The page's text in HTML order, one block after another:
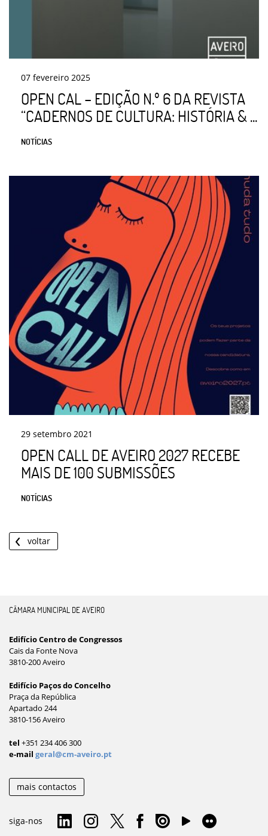
07 fevereiro 2025
OPEN CAL – EDIÇÃO N.º 6 DA REVISTA
“CADERNOS DE CULTURA: HISTÓRIA & ...
NOTÍCIAS
29 setembro 2021
OPEN CALL DE AVEIRO 2027 RECEBE
MAIS DE 100 SUBMISSÕES
NOTÍCIAS
voltar
CÂMARA MUNICIPAL DE AVEIRO
Edifício Centro de Congressos
Cais da Fonte Nova
3810-200 Aveiro
Edifício Paços do Concelho
Praça da República
Apartado 244
3810-156 Aveiro
tel +351 234 406 300
e-mail geral@cm-aveiro.pt
mais contactos
siga-nos